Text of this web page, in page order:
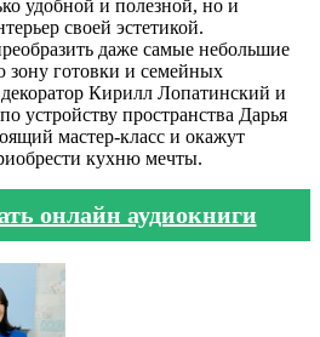
удобной и полезной, но и
своей эстетикой.
даже самые небольшие
готовки и семейных
Кирилл Лопатинский и
устройству пространства Дарья
мастер-класс и окажут
кухню мечты.
онлайн аудиокниги